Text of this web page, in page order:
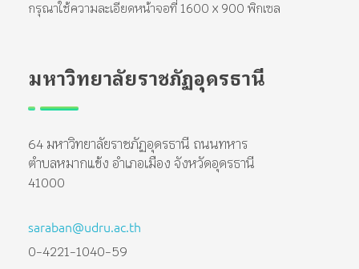
กรุณาใช้ความละเอียดหน้าจอที่ 1600 x 900 พิกเซล
มหาวิทยาลัยราชภัฏอุดรธานี
64 มหาวิทยาลัยราชภัฏอุดรธานี ถนนทหาร
ตำบลหมากแข้ง อำเภอเมือง จังหวัดอุดรธานี
41000
saraban@udru.ac.th
0-4221-1040-59